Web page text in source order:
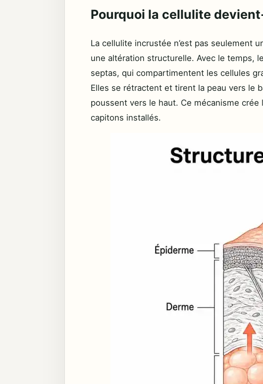
Pourquoi la cellulite
La cellulite incrustée n’est pas seulement
une altération structurelle. Avec le temps,
septas, qui compartimentent les cellules
Elles se rétractent et tirent la peau vers le
poussent vers le haut. Ce mécanisme
capitons installés.